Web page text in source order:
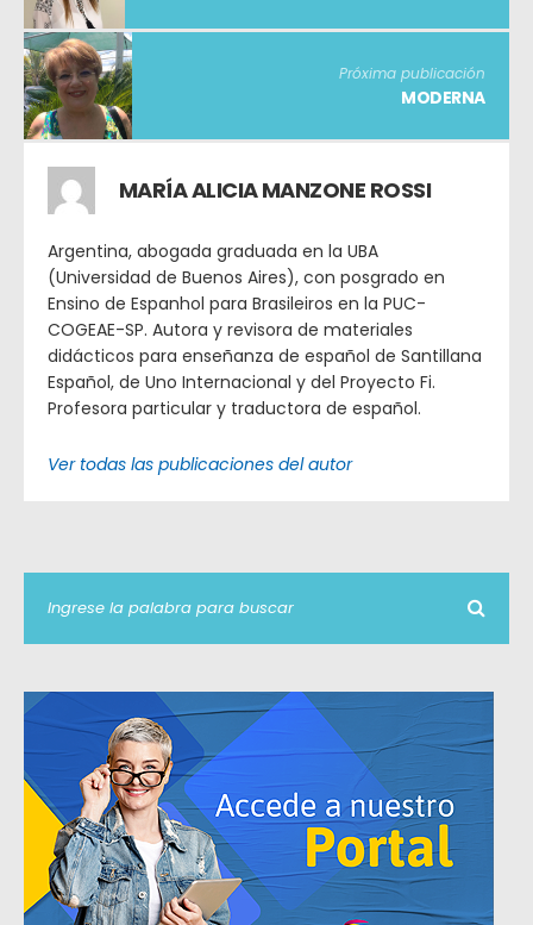
Próxima publicación
MODERNA
MARÍA ALICIA MANZONE ROSSI
Argentina, abogada graduada en la UBA
(Universidad de Buenos Aires), con posgrado en
Ensino de Espanhol para Brasileiros en la PUC-
COGEAE-SP. Autora y revisora de materiales
didácticos para enseñanza de español de Santillana
Español, de Uno Internacional y del Proyecto Fi.
Profesora particular y traductora de español.
Ver todas las publicaciones del autor